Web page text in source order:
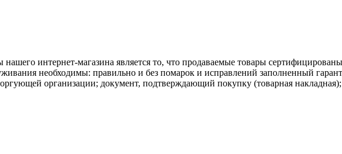
интернет-магазина является то, что продаваемые товары
необходимы: правильно и без помарок и исправлений заполненный
организации; документ, подтверждающий покупку (товарная